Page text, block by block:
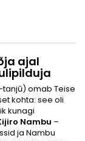
ajal
tanjū) omab Teise
kohta: see oli
kunagi
Nambu –
ja Nambu